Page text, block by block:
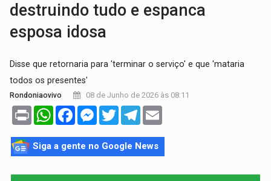
destruindo tudo e espanca
esposa idosa
Disse que retornaria para 'terminar o serviço' e que 'mataria
todos os presentes'
Rondoniaovivo 08 de Junho de 2026 às 08:11
Print WhatsAppFacebookMessenger
TwitterTelegram
Siga a gente no Google News